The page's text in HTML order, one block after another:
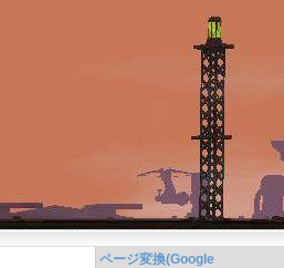
ページ変換(Google